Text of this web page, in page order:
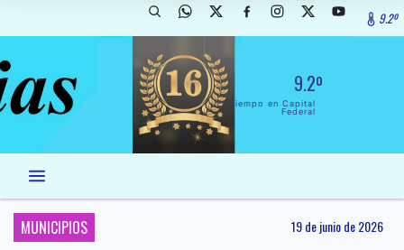
9.2º
9.2º
El Tiempo en Capital
Federal
MUNICIPIOS 19 de junio de 2026